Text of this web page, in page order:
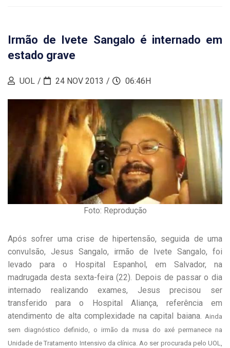
Irmão de Ivete Sangalo é internado em
estado grave
UOL 24 NOV 2013 06:46H
Foto: Reprodução
Após sofrer uma crise de hipertensão, seguida de uma
convulsão, Jesus Sangalo, irmão de Ivete Sangalo, foi
levado para o Hospital Espanhol, em Salvador, na
madrugada desta sexta-feira (22). Depois de passar o dia
internado realizando exames, Jesus precisou ser
transferido para o Hospital Aliança, referência em
atendimento de alta complexidade na capital baiana. Ainda
sem diagnóstico definido, o irmão da musa do axé permanece na
Unidade de Tratamento Intensivo da clínica. Ao ser procurada pelo UOL,